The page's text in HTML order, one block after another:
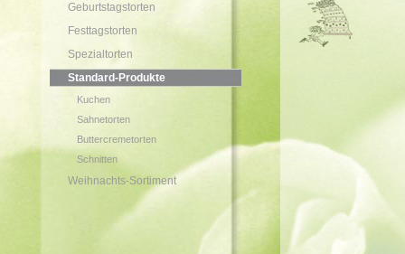
Geburtstagstorten
Festtagstorten
Spezialtorten
Standard-Produkte
Kuchen
Sahnetorten
Buttercremetorten
Schnitten
Weihnachts-Sortiment